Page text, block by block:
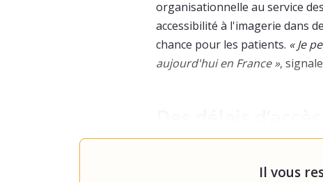
organisationnelle au service
accessibilité à l'imagerie dans
chance pour les patients. « Je
aujourd'hui en France »,
Il vous